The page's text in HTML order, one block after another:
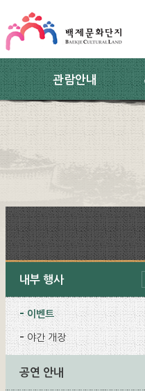
관람안내
내부 행사
이벤트
야간 개장
공연 안내